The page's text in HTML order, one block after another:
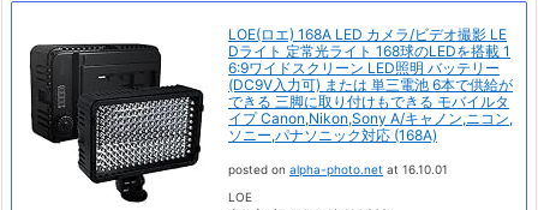
LOE(ロエ) 168A LED カメラ/ビデオ撮影 LE
Dライト 定常光ライト 168球のLEDを搭載 1
6:9ワイドスクリーン LED照明 バッテリー
(DC9V入力可) または 単三電池 6本で供給が
できる 三脚に取り付けもできる モバイルタ
イプ Canon,Nikon,Sony A/キャノン,ニコン,
ソニー,パナソニック対応 (168A)
posted on alpha-photo.net at 16.10.01
LOE